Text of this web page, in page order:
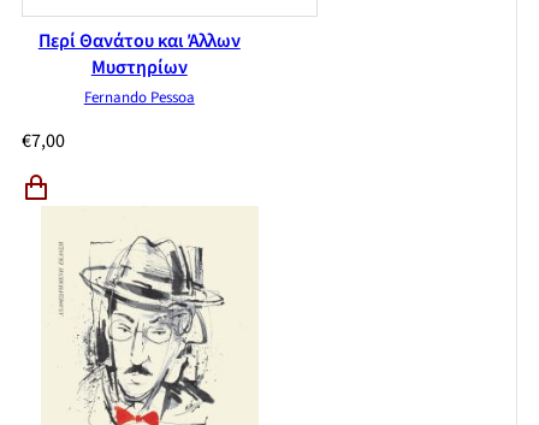
Περί Θανάτου και Άλλων
Μυστηρίων
Fernando Pessoa
€7,00